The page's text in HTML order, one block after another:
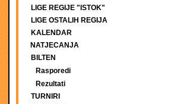
LIGE REGIJE "ISTOK"
LIGE OSTALIH REGIJA
KALENDAR
NATJECANJA
BILTEN
Rasporedi
Rezultati
TURNIRI